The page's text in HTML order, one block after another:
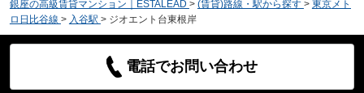
銀座の高級賃貸マンション｜ESTALEAD > (賃貸)路線・駅から探す > 東京メト
ロ日比谷線 > 入谷駅 > ジオエント台東根岸
電話でお問い合わせ